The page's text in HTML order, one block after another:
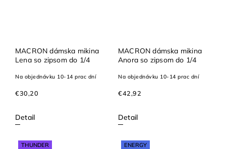
MACRON dámska mikina
Lena so zipsom do 1/4
Na objednávku 10-14 prac dní
€30,20
Detail
MACRON dámska mikina
Anora so zipsom do 1/4
Na objednávku 10-14 prac dní
€42,92
Detail
THUNDER ENERGY